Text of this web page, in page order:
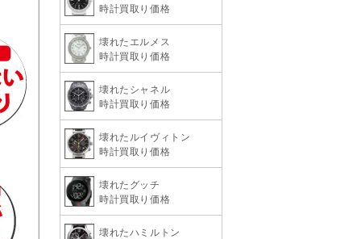
時計買取り価格
壊れたエルメス
時計買取り価格
壊れたシャネル
時計買取り価格
壊れたルイヴィトン
時計買取り価格
壊れたグッチ
時計買取り価格
壊れたハミルトン